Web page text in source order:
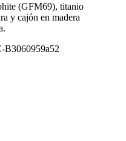
(GFM69), titanio
y cajón en madera
B3060959a52